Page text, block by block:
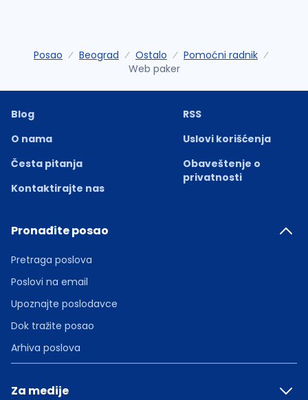
Posao Beograd Ostalo
Pomoćni radnik
Web paker
Blog
O nama
Česta pitanja
Kontaktirajte nas
RSS
Uslovi korišćenja
Obaveštenje o
privatnosti
Pronađite posao
Pretraga poslova
Poslovi na email
Upoznajte poslodavce
Dok tražite posao
Arhiva poslova
Za medije